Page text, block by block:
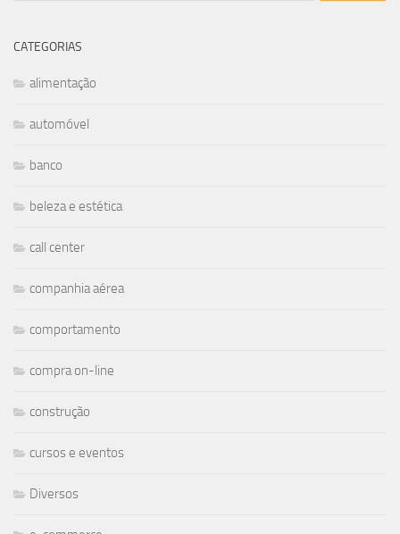
CATEGORIAS
alimentação
automóvel
banco
beleza e estética
call center
companhia aérea
comportamento
compra on-line
construção
cursos e eventos
Diversos